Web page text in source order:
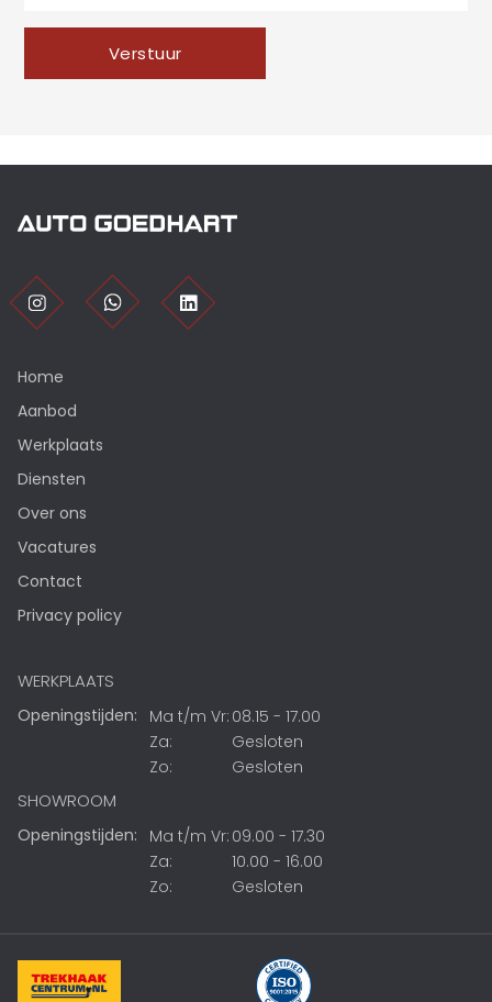
Verstuur
Home
Aanbod
Werkplaats
Diensten
Over ons
Vacatures
Contact
Privacy policy
WERKPLAATS
Openingstijden: Ma t/m Vr: 08.15 - 17.00
Za:
Gesloten
Zo:
Gesloten
SHOWROOM
Openingstijden: Ma t/m Vr: 09.00 - 17.30
Za:
10.00 - 16.00
Zo:
Gesloten